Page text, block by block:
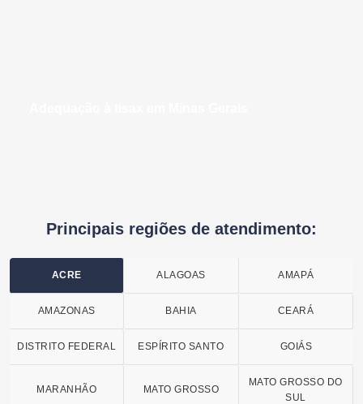
Principais regiões de atendimento:
ACRE ALAGOAS AMAPÁ
AMAZONAS BAHIA CEARÁ
DISTRITO FEDERAL ESPÍRITO SANTO GOIÁS
MARANHÃO MATO GROSSO
MATO GROSSO DO
SUL